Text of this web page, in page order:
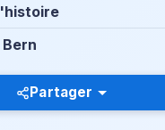
Partager